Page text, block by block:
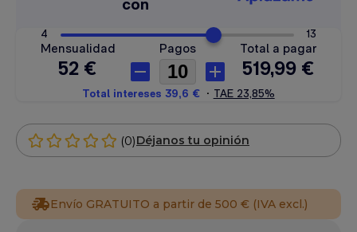
(0)Déjanos tu opinión
Envío GRATUITO a partir de 500 € (IVA excl.)